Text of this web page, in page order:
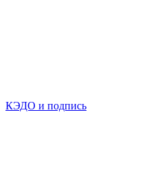
КЭДО и подпись